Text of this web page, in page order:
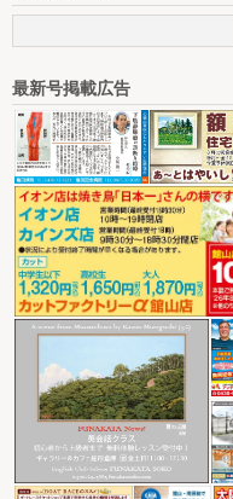
最新号掲載広告